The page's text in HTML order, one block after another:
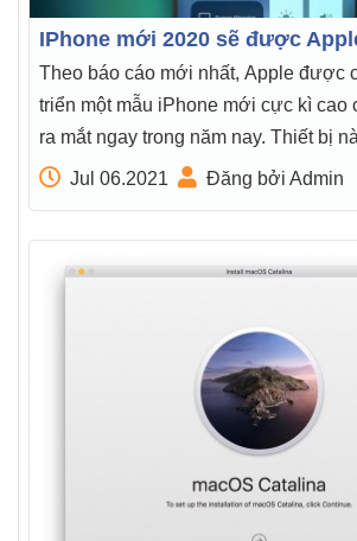
IPhone mới 2020 sẽ được
Theo báo cáo mới nhất, Apple được
triển một mẫu iPhone mới cực kì cao
ra mắt ngay trong năm nay. Thiết bị
Jul 06.2021 Đăng bởi Admin